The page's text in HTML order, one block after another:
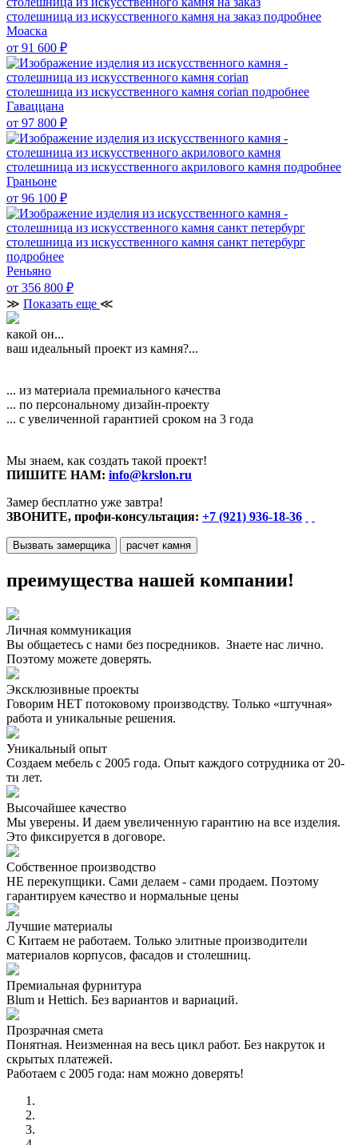
столешница из искусственного камня на заказ подробнее
Моаска
от 91 600 ₽
столешница из искусственного камня corian подробнее
Гаваццана
от 97 800 ₽
столешница из искусственного акрилового камня подробнее
Граньоне
от 96 100 ₽
столешница из искусственного камня санкт петербург
подробнее
Реньяно
от 356 800 ₽
≫ Показать еще ≪
какой он...
ваш идеальный проект из камня?...
... из материала премиального качества
... по персональному дизайн-проекту
... с увеличенной гарантией сроком на 3 года
Мы знаем, как создать такой проект!
ПИШИТЕ НАМ: info@krslon.ru
Замер бесплатно уже завтра!
ЗВОНИТЕ, профи-консультация: +7 (921) 936-18-36
Вызвать замерщика расчет камня
преимущества нашей компании!
Личная коммуникация
Вы общаетесь с нами без посредников. Знаете нас лично.
Поэтому можете доверять.
Эксклюзивные проекты
Говорим НЕТ потоковому производству. Только «штучная»
работа и уникальные решения.
Уникальный опыт
Создаем мебель с 2005 года. Опыт каждого сотрудника от 20-
ти лет.
Высочайшее качество
Мы уверены. И даем увеличенную гарантию на все изделия.
Это фиксируется в договоре.
Собственное производство
НЕ перекупщики. Сами делаем - сами продаем. Поэтому
гарантируем качество и нормальные цены
Лучшие материалы
С Китаем не работаем. Только элитные производители
материалов корпусов, фасадов и столешниц.
Премиальная фурнитура
Blum и Hettich. Без вариантов и вариаций.
Прозрачная смета
Понятная. Неизменная на весь цикл работ. Без накруток и
скрытых платежей.
Работаем с 2005 года: нам можно доверять!